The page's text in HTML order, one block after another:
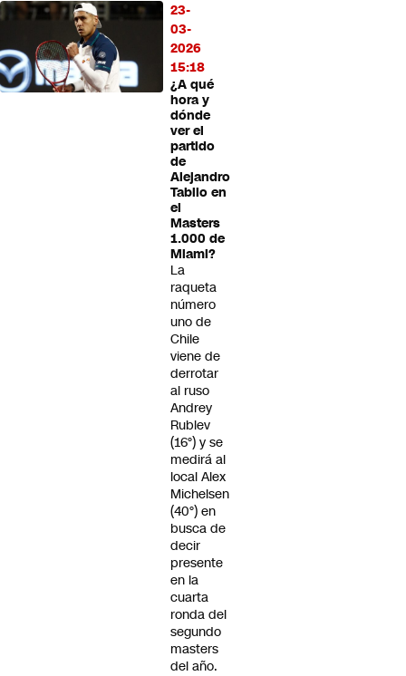
23-
03-
2026
15:18
¿A qué
hora y
dónde
ver el
partido
de
Alejandro
Tabilo en
el
Masters
1.000 de
Miami?
La
raqueta
número
uno de
Chile
viene de
derrotar
al ruso
Andrey
Rublev
(16°) y se
medirá al
local Alex
Michelsen
(40°) en
busca de
decir
presente
en la
cuarta
ronda del
segundo
masters
del año.